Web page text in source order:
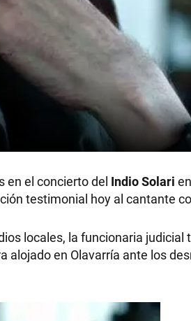
en el concierto del IndioSolari
testimonial hoy al cantante
locales, la funcionaria judicial
alojado en Olavarría ante los